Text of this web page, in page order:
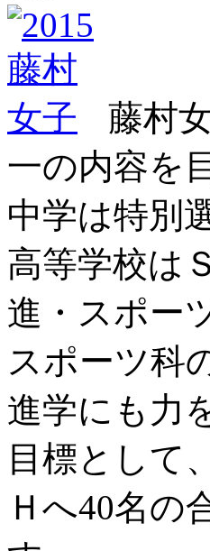
藤村
一の内容を
中学は特別
高等学校は
進・スポー
スポーツ科
進学にも力
目標として
Ｈへ40名の